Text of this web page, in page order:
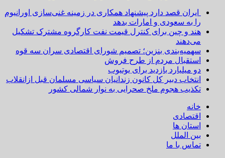
ایران قصد دارد پیشنهاد همکاری در زمینه غنی‌سازی اورانیوم
را به سعودی و امارات بدهد
هند و چین برای کنترل قیمت نفت کارگروه مشترک تشکیل
می‌دهند
سهمیه‌بندی بنزین؛ تصمیم شورای اقتصادی سران سه قوه
استقبال مردم از طرح فروش
دو میلیارد بازدید برای یوتیوب
انتخاب دبیر کل کانون زندانیان سیاسی مسلمان قبل ازانقلاب
تکذیب هجوم ملخ صحرایی به نوار شمالی کشور
خانه
اقتصادی
استان ها
بین الملل
تماس با ما